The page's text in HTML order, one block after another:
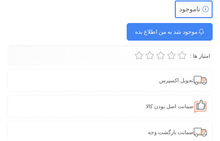
ناموجود
موجود شد به من اطلاع بده
امتیاز ها :
تحویل اکسپرس
ضمانت اصل بودن کالا
ضمانت بازگشت وجه